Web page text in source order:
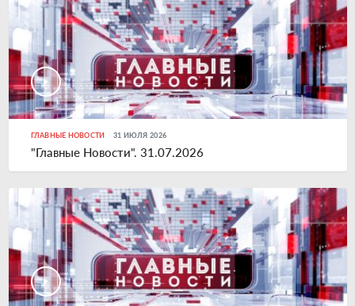
ГЛАВНЫЕ НОВОСТИ 31 ИЮЛЯ 2026
"Главные Новости". 31.07.2026